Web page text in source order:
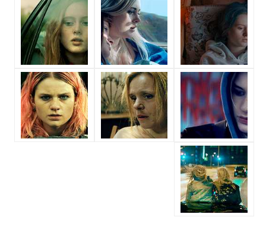
بازی گرفتن از این تعداد بازیگر و مدیریت آنها کار بسیار دشواری بوده است؛
باید بررسی کرد آیاBaldvin Zophoníassonبه‌عنوان کارگردان و به‌عنوان
بازیگردان و همچنین تیم بازیگری Let Me Fall توانسته‌اند در این زمینه موفق
باشند و بازی‌های درخشانی را نمایش دهند؟
از دیگر بازیگران فیلم Let Me Fall می‌توان به
Edda Björgvinsdóttirدر
نقش Geðlæknir،Laufey Elíasdóttir در نقش Helga eldri و
Atli Oskar
Fjalarssonدر نقش Atli rauði اشاره کرد.
داستان فیلم Let Me Fall
Fall توسط
Baldvin Zophoníasson
شده است.